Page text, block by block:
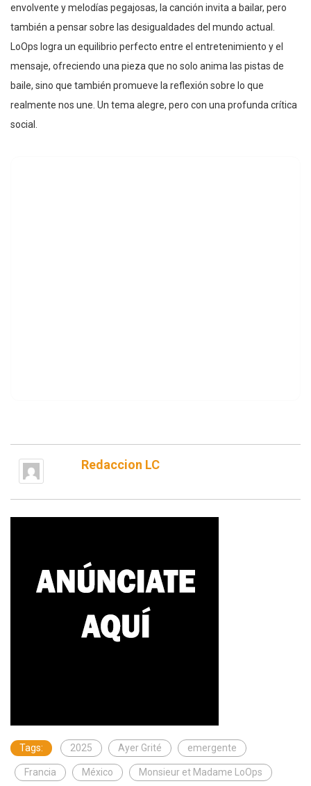
envolvente y melodías pegajosas, la canción invita a bailar, pero
también a pensar sobre las desigualdades del mundo actual.
LoOps logra un equilibrio perfecto entre el entretenimiento y el
mensaje, ofreciendo una pieza que no solo anima las pistas de
baile, sino que también promueve la reflexión sobre lo que
realmente nos une. Un tema alegre, pero con una profunda crítica
social.
Redaccion LC
Tags: 2025 Ayer Grité emergente
Francia México Monsieur et Madame LoOps